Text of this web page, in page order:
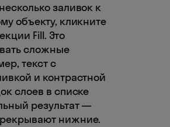
заливок к
объекту, кликните
Fill. Это
сложные
текст с
и контрастной
слоев в списке
результат —
нижние.